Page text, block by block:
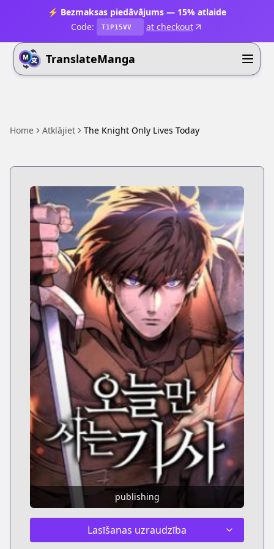
⚡ Bezmaksas piedāvājums — 15% atlaide
Code:
T1P15VV at checkout
TranslateManga
Home Atklājiet The Knight Only Lives Today
publishing
Lasīšanas uzraudzība